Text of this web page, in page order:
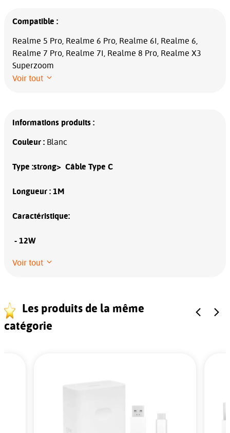
Compatible :
Realme 5 Pro, Realme 6 Pro, Realme 6I, Realme 6,
Realme 7 Pro, Realme 7I, Realme 8 Pro, Realme X3
Superzoom
Voir tout
Informations produits :
Couleur : Blanc
Type :strong> Câble Type C
Longueur : 1M
Caractéristique:
- 12W
Voir tout
Les produits de la même
catégorie